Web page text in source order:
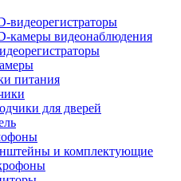
видеорегистраторы
камеры видеонаблюдения
питания
для дверей
и комплектующие